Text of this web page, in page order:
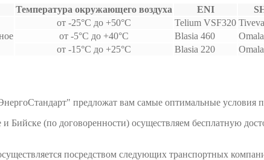
Температура окружающего воздуха ENI
от -25°С до +50°С Telium VSF320
от -5°С до +40°С
Blasia 460
от -15°С до +25°С
Blasia 220
предложат вам самые оптимальные условия
Бийске (по договоренности) осуществляем бесплатную
посредством следующих транспортных